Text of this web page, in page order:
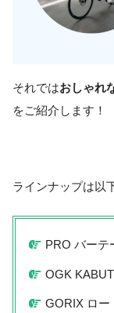
それではおしゃれ
をご紹介します！
ラインナップは以
PRO バーテ
OGK
GORIX ロー